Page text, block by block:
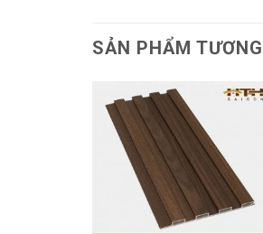
SẢN PHẨM